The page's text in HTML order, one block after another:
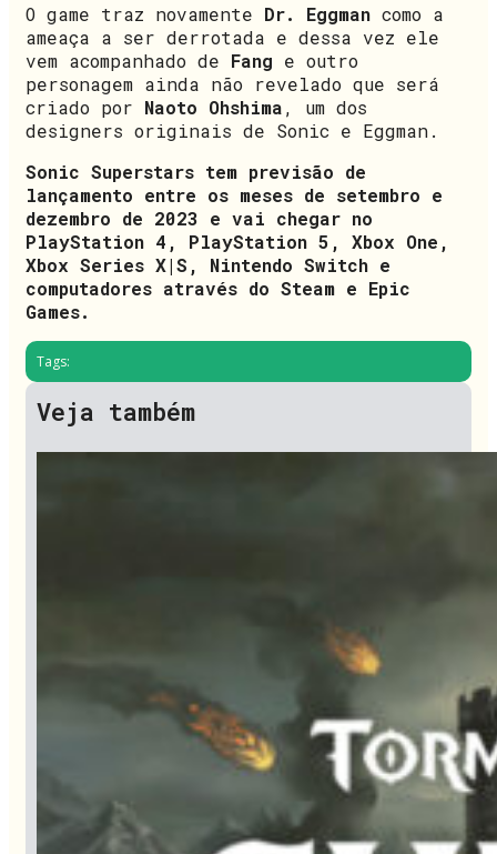
O game traz novamente Dr. Eggman como a
ameaça a ser derrotada e dessa vez ele
vem acompanhado de Fang e outro
personagem ainda não revelado que será
criado por Naoto Ohshima, um dos
designers originais de Sonic e Eggman.
Sonic Superstars tem previsão de
lançamento entre os meses de setembro e
dezembro de 2023 e vai chegar no
PlayStation 4, PlayStation 5, Xbox One,
Xbox Series X|S, Nintendo Switch e
computadores através do Steam e Epic
Games.
Tags:
Veja também